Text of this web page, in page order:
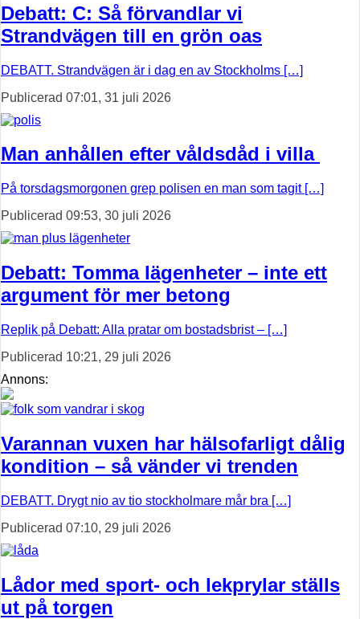
Debatt: C: Så förvandlar vi
Strandvägen till en grön oas
DEBATT. Strandvägen är i dag en av Stockholms […]
Publicerad 07:01, 31 juli 2026
Man anhållen efter våldsdåd i villa
På torsdagsmorgonen grep polisen en man som tagit […]
Publicerad 09:53, 30 juli 2026
Debatt: Tomma lägenheter – inte ett
argument för mer betong
Replik på Debatt: Alla pratar om bostadsbrist – […]
Publicerad 10:21, 29 juli 2026
Annons:
Varannan vuxen har hälsofarligt dålig
kondition – så vänder vi trenden
DEBATT. Drygt nio av tio stockholmare mår bra […]
Publicerad 07:10, 29 juli 2026
Lådor med sport- och lekprylar ställs
ut på torgen